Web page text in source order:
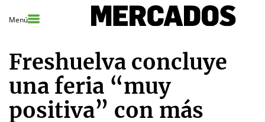
Menú
Freshuelva concluye
una feria “muy
positiva” con más